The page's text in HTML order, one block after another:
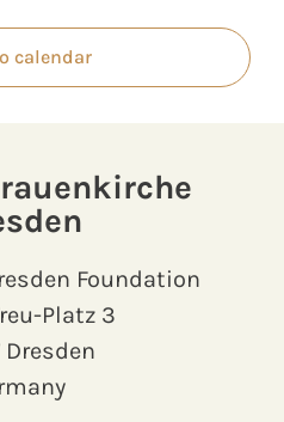
calendar
Foundation
Platz 3
Dresden